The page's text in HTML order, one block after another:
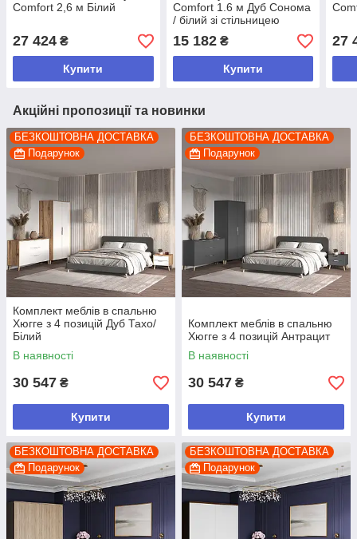
Comfort 2,6 м Білий
27 424 ₴
Купити
Comfort 1.6 м Дуб Сонома
/ білий зі стільницею
15 182₴
Купити
27
Акційні пропозиції та новинки
БЕЗКОШТОВНА ДОСТАВКА
Подарунок
Комплект меблів в спальню
Хюгге з 4 позицій Дуб Тахо/
Білий
В наявності
30 547 ₴
Купити
БЕЗКОШТОВНА ДОСТАВКА
Подарунок
Комплект меблів в спальню
Хюгге з 4 позицій Антрацит
В наявності
30 547 ₴
Купити
БЕЗКОШТОВНА ДОСТАВКА
Подарунок
БЕЗКОШТОВНА ДОСТАВКА
Подарунок